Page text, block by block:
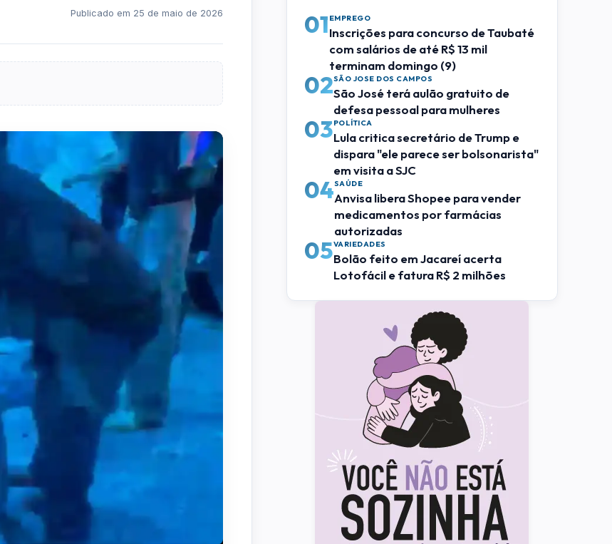
Publicado em 25 de maio de 2026 01 EMPREGO
Inscrições para concurso de Taubaté
com salários de até R$ 13 mil
terminam domingo (9)
02SÃO JOSE DOS CAMPOS
São José terá aulão gratuito de
defesa pessoal para mulheres
03POLÍTICA
Lula critica secretário de Trump e
dispara "ele parece ser bolsonarista"
em visita a SJC
04SAÚDE
Anvisa libera Shopee para vender
medicamentos por farmácias
autorizadas
05VARIEDADES
Bolão feito em Jacareí acerta
Lotofácil e fatura R$ 2 milhões